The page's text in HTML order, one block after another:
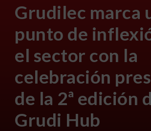
Grudilec marca
punto de
el sector con la
celebración
de la 2ª edición
Grudi Hub